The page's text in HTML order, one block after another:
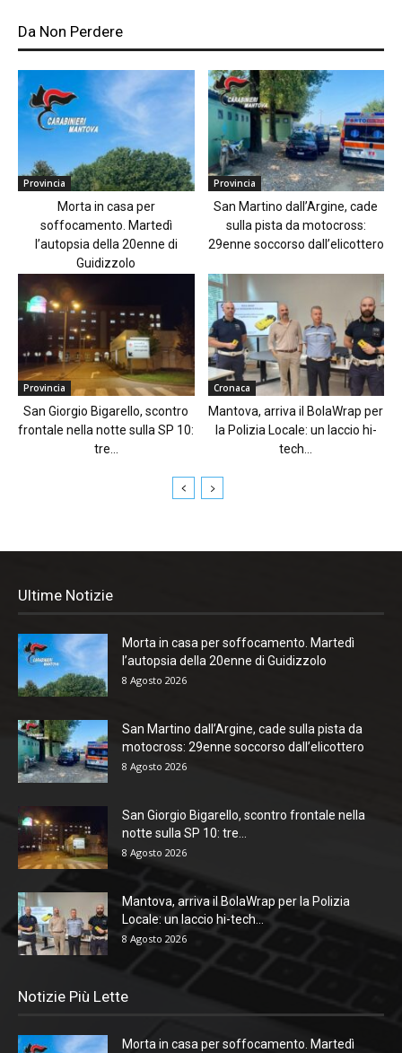
Da Non Perdere
Provincia
Morta in casa per
soffocamento. Martedì
l’autopsia della 20enne di
Guidizzolo
Provincia
San Martino dall’Argine, cade
sulla pista da motocross:
29enne soccorso dall’elicottero
Provincia
San Giorgio Bigarello, scontro
frontale nella notte sulla SP 10:
tre...
Cronaca
Mantova, arriva il BolaWrap per
la Polizia Locale: un laccio hi-
tech...
Ultime Notizie
Morta in casa per soffocamento. Martedì
l’autopsia della 20enne di Guidizzolo
8 Agosto 2026
San Martino dall’Argine, cade sulla pista da
motocross: 29enne soccorso dall’elicottero
8 Agosto 2026
San Giorgio Bigarello, scontro frontale nella
notte sulla SP 10: tre...
8 Agosto 2026
Mantova, arriva il BolaWrap per la Polizia
Locale: un laccio hi-tech...
8 Agosto 2026
Notizie Più Lette
Morta in casa per soffocamento. Martedì